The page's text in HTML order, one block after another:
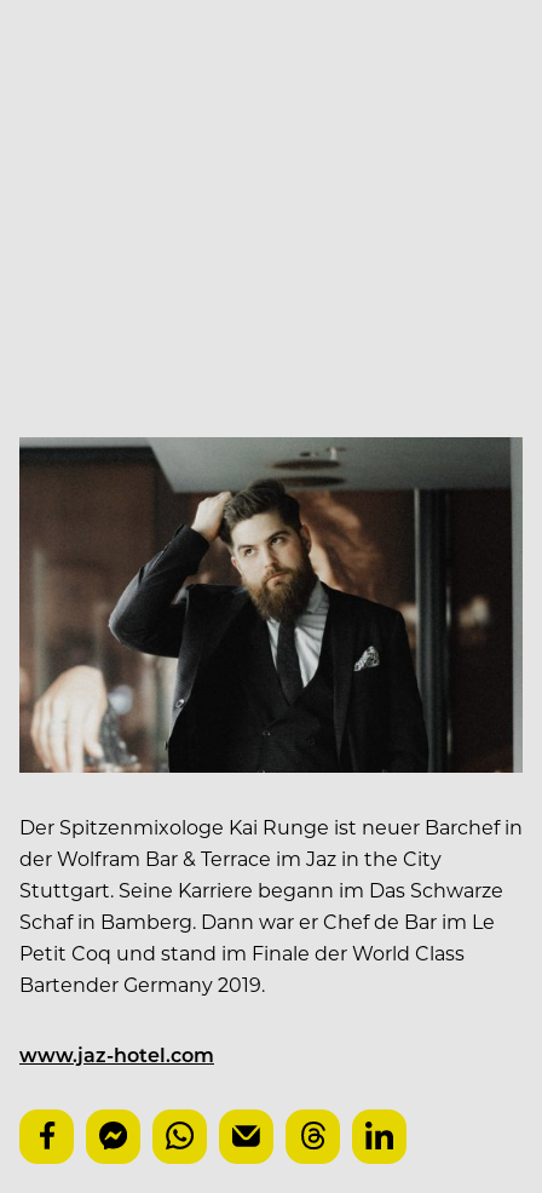
Der Spitzenmixologe Kai Runge ist neuer Barchef in
der Wolfram Bar & Terrace im Jaz in the City
Stuttgart. Seine Karriere begann im Das Schwarze
Schaf in Bamberg. Dann war er Chef de Bar im Le
Petit Coq und stand im Finale der World Class
Bartender Germany 2019.
www.jaz-hotel.com